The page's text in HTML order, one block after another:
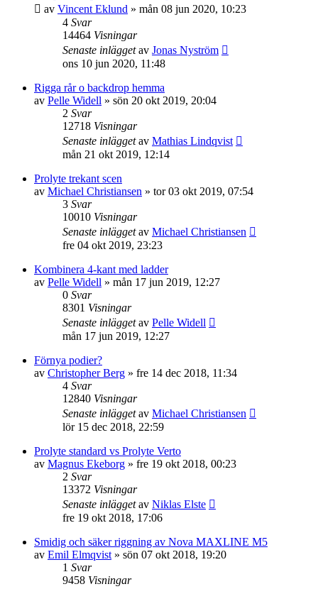
av Vincent Eklund » mån 08 jun 2020, 10:23
4 Svar
14464 Visningar
Senaste inläggetav Jonas Nyström
ons 10 jun 2020, 11:48
Rigga rår o backdrop hemma
av Pelle Widell » sön 20 okt 2019, 20:04
2 Svar
12718 Visningar
Senaste inläggetav Mathias Lindqvist
mån 21 okt 2019, 12:14
Prolyte trekant scen
av Michael Christiansen » tor 03 okt 2019, 07:54
3 Svar
10010 Visningar
Senaste inläggetav Michael Christiansen
fre 04 okt 2019, 23:23
Kombinera 4-kant med ladder
av Pelle Widell » mån 17 jun 2019, 12:27
0 Svar
8301 Visningar
Senaste inläggetav Pelle Widell
mån 17 jun 2019, 12:27
Förnya podier?
av Christopher Berg » fre 14 dec 2018, 11:34
4 Svar
12840 Visningar
Senaste inläggetav Michael Christiansen
lör 15 dec 2018, 22:59
Prolyte standard vs Prolyte Verto
av Magnus Ekeborg » fre 19 okt 2018, 00:23
2 Svar
13372 Visningar
Senaste inläggetav Niklas Elste
fre 19 okt 2018, 17:06
Smidig och säker riggning av Nova MAXLINE M5
av Emil Elmqvist » sön 07 okt 2018, 19:20
1 Svar
9458 Visningar